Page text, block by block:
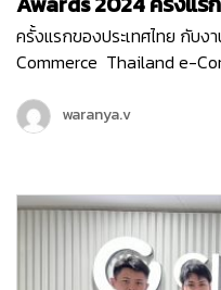
ครั้งแรกของประเทศไทย กับง
Commerce Thailand e-
ยอดเยี่ยม ที่ช่วยสนับสนุนอีคอม
ออนไลน์ให้ก้าวไปในอนาคตไ
Commerce Association) แ
สนับสนุน และร่วมเป็นกรรมก
ครั้งแรกของประเทศไทยด้วย…
waranya.v